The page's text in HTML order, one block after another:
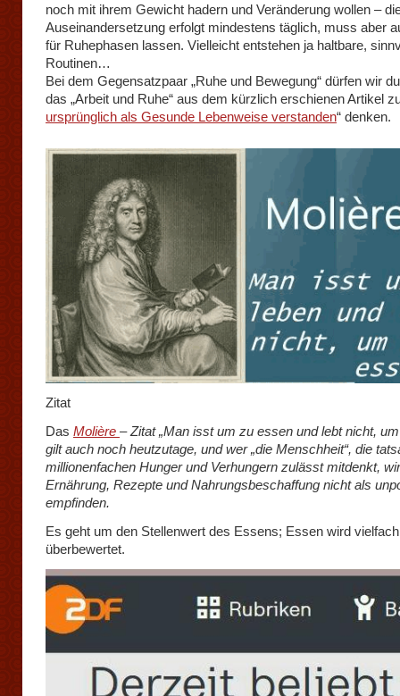
noch mit ihrem Gewicht hadern und Veränderung wollen –
Auseinandersetzung erfolgt mindestens täglich, muss aber
für Ruhephasen lassen. Vielleicht entstehen ja haltbare,
Routinen…
Bei dem Gegensatzpaar „Ruhe und Bewegung“ dürfen wir
das „Arbeit und Ruhe“ aus dem kürzlich erschienen Artikel
ursprünglich als Gesunde Lebenweise verstanden“ denken.
Zitat
Das Molière – Zitat „Man isst um zu essen und lebt nicht,
gilt auch noch heutzutage, und wer „die Menschheit“, die
millionenfachen Hunger und Verhungern zulässt mitdenkt,
Ernährung, Rezepte und Nahrungsbeschaffung nicht als
empfinden.
Es geht um den Stellenwert des Essens; Essen wird vielfach
überbewertet.